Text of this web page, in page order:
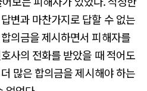
변과 마찬가지로 답할 수 없는
의금을 제시하면서 피해자를
사의 전화를 받았을 때 적어도
많은 합의금을 제시해야 하는